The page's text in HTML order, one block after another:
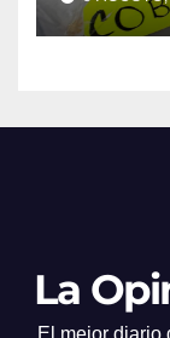
La